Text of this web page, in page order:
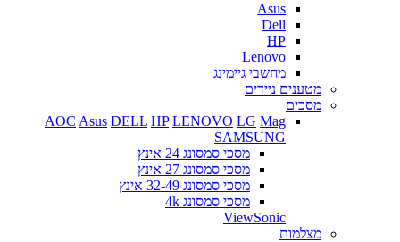
Asus
Dell
HP
Lenovo
מחשבי גיימינג
מטענים ניידים
מסכים
AOC Asus DELL HP LENOVO LG Mag
SAMSUNG
מסכי סמסונג 24 אינץ
מסכי סמסונג 27 אינץ
מסכי סמסונג 32-49 אינץ
מסכי סמסונג 4k
ViewSonic
מצלמות